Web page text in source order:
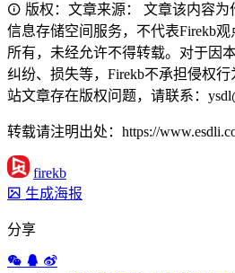
版权：文章来源： 文章该内容为
信息存储空间服务，不代表Firekb
所有，未经允许不得转载。对于因
纠纷、损失等，Firekb不承担侵权
站文章存在版权问题，请联系：
转载请注明出处：https://
firekb
生成海报
分享